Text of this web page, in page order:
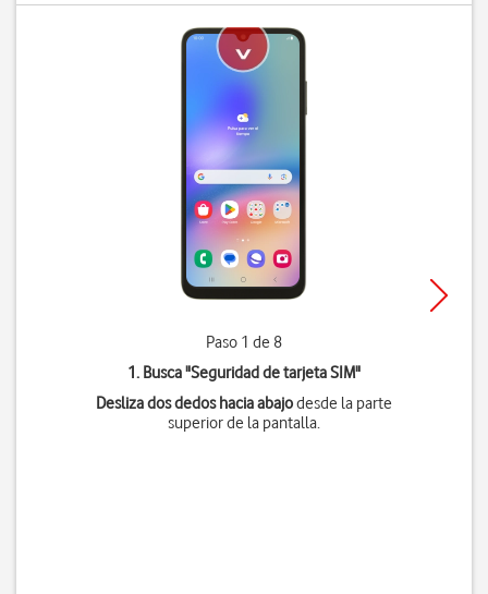
Paso 1 de 8
1. Busca "Seguridad de tarjeta SIM"
Desliza dos dedos hacia abajodesde la parte
superior de la pantalla.